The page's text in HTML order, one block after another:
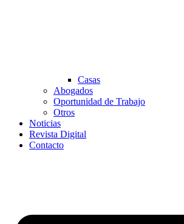
Casas
Abogados
Oportunidad de Trabajo
Otros
Noticias
Revista Digital
Contacto